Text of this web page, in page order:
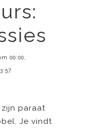
00:00,
paraat
Je vindt